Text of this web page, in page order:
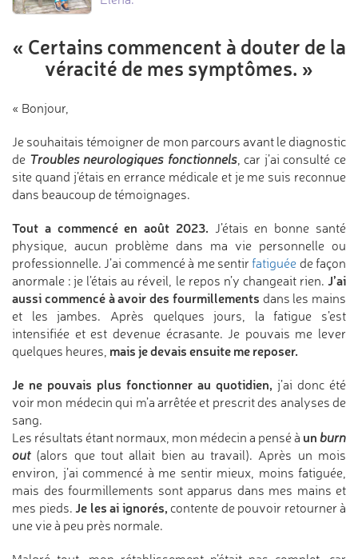
« Certains commencent à douter de la
véracité de mes symptômes. »
« Bonjour,
Je souhaitais témoigner de mon parcours avant le diagnostic
de Troubles neurologiques fonctionnels, car j’ai consulté ce
site quand j’étais en errance médicale et je me suis reconnue
dans beaucoup de témoignages.
Tout a commencé en août 2023. J’étais en bonne santé
physique, aucun problème dans ma vie personnelle ou
professionnelle. J’ai commencé à me sentirfatiguée de façon
anormale : je l’étais au réveil, le repos n’y changeait rien. J’ai
aussi commencé à avoir des fourmillements dans les mains
et les jambes. Après quelques jours, la fatigue s’est
intensifiée et est devenue écrasante. Je pouvais me lever
quelques heures, mais je devais ensuite me reposer.
Je ne pouvais plus fonctionner au quotidien, j’ai donc été
voir mon médecin qui m’a arrêtée et prescrit des analyses de
sang.
Les résultats étant normaux, mon médecin a pensé à un burn
out(alors que tout allait bien au travail). Après un mois
environ, j’ai commencé à me sentir mieux, moins fatiguée,
mais des fourmillements sont apparus dans mes mains et
mes pieds. Je les ai ignorés, contente de pouvoir retourner à
une vie à peu près normale.